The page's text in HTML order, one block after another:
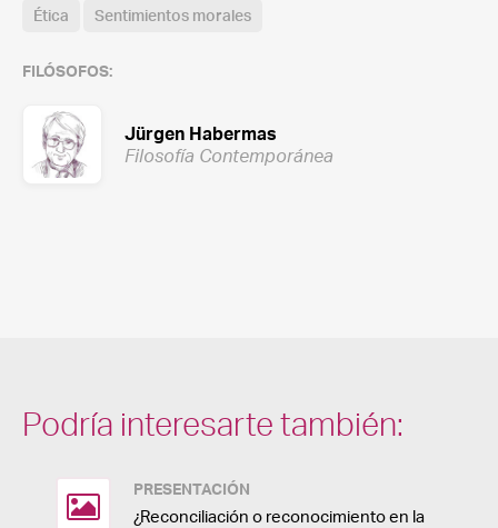
Ética Sentimientos morales
FILÓSOFOS:
Jürgen Habermas
Filosofía Contemporánea
Podría interesarte también:
PRESENTACIÓN
¿Reconciliación o reconocimiento en la